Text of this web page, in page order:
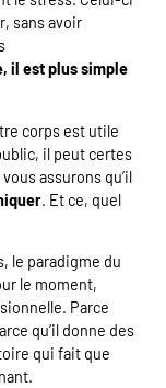
sans avoir
il est plus simple
corps est utile
il peut certes
assurons qu’il
. Et ce, quel
le paradigme du
le moment,
Parce
qu’il donne des
qui fait que